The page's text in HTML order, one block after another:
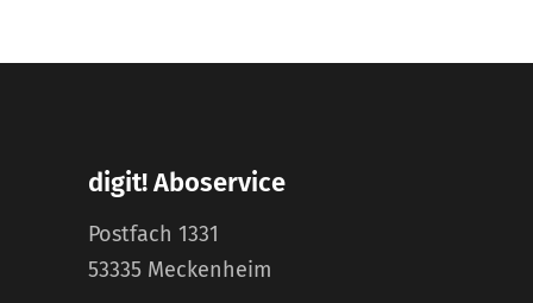
digit! Aboservice
Postfach 1331
53335 Meckenheim